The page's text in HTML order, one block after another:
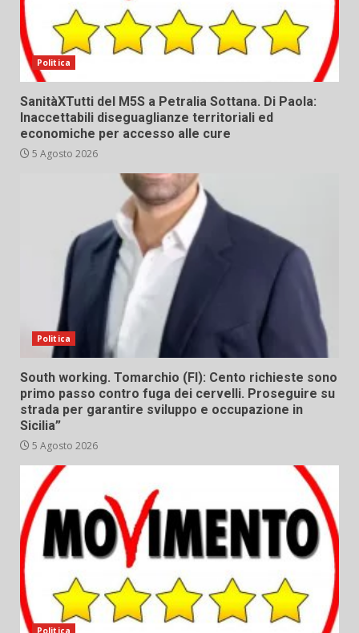
Politica
SanitàXTutti del M5S a Petralia Sottana. Di Paola:
Inaccettabili diseguaglianze territoriali ed
economiche per accesso alle cure
5 Agosto 2026
Politica
South working. Tomarchio (FI): Cento richieste sono
primo passo contro fuga dei cervelli. Proseguire su
strada per garantire sviluppo e occupazione in
Sicilia”
5 Agosto 2026